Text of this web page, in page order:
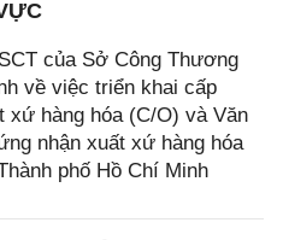
của Sở Công Thương
về việc triển khai cấp
xứ hàng hóa (C/O) và Văn
nhận xuất xứ hàng hóa
phố Hồ Chí Minh